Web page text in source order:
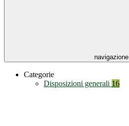
navigazione
Categorie
Disposizioni generali 16